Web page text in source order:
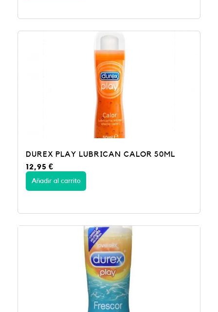
DUREX PLAY LUBRICAN CALOR 50ML
12,95€
Añadir al carrito